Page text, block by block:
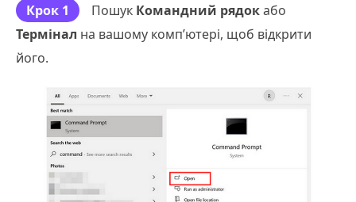
Крок 1 Пошук Командний рядокабо
Термінал на вашому комп’ютері, щоб відкрити
його.